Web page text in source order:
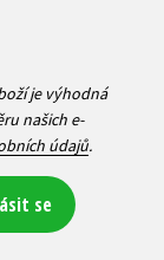
je výhodná
našich e-
údajů.
se